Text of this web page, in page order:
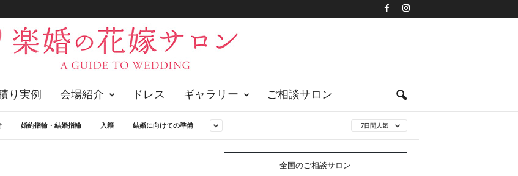
り実例 会場紹介 ドレス ギャラリー ご相談サロン
婚約指輪・結婚指輪 入籍 結婚に向けての準備 7日間人気
全国のご相談サロン